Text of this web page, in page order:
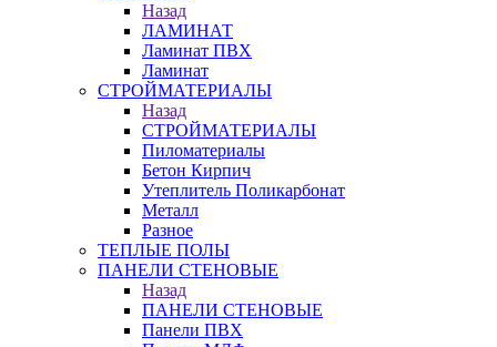
Назад
ЛАМИНАТ
Ламинат ПВХ
Ламинат
СТРОЙМАТЕРИАЛЫ
Назад
СТРОЙМАТЕРИАЛЫ
Пиломатериалы
Бетон Кирпич
Утеплитель Поликарбонат
Металл
Разное
ТЕПЛЫЕ ПОЛЫ
ПАНЕЛИ СТЕНОВЫЕ
Назад
ПАНЕЛИ СТЕНОВЫЕ
Панели ПВХ